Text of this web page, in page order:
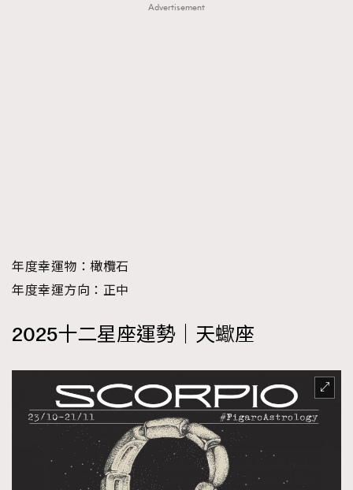
TRENDING
Advertisement
年度幸運物：橄欖石
年度幸運方向：正中
2025十二星座運勢｜天蠍座